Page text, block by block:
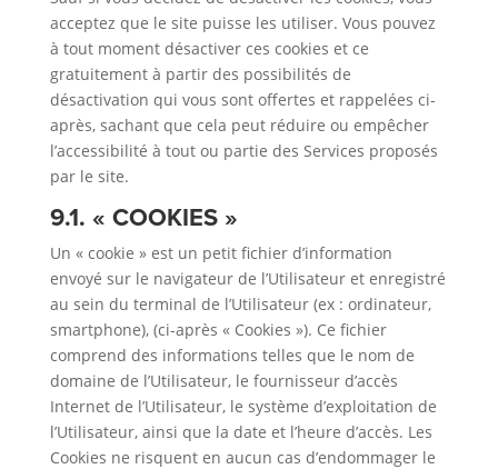
acceptez que le site puisse les utiliser. Vous pouvez
à tout moment désactiver ces cookies et ce
gratuitement à partir des possibilités de
désactivation qui vous sont offertes et rappelées ci-
après, sachant que cela peut réduire ou empêcher
l’accessibilité à tout ou partie des Services proposés
par le site.
9.1. « COOKIES »
Un « cookie » est un petit fichier d’information
envoyé sur le navigateur de l’Utilisateur et enregistré
au sein du terminal de l’Utilisateur (ex : ordinateur,
smartphone), (ci-après « Cookies »). Ce fichier
comprend des informations telles que le nom de
domaine de l’Utilisateur, le fournisseur d’accès
Internet de l’Utilisateur, le système d’exploitation de
l’Utilisateur, ainsi que la date et l’heure d’accès. Les
Cookies ne risquent en aucun cas d’endommager le